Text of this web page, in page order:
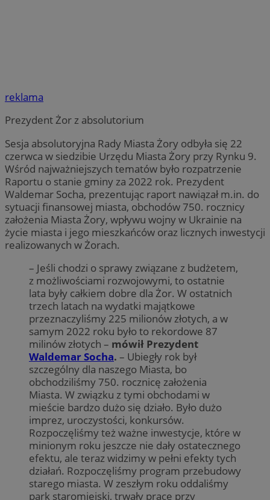
reklama
Prezydent Żor z absolutorium
Sesja absolutoryjna Rady Miasta Żory odbyła się 22
czerwca w siedzibie Urzędu Miasta Żory przy Rynku 9.
Wśród najważniejszych tematów było rozpatrzenie
Raportu o stanie gminy za 2022 rok. Prezydent
Waldemar Socha, prezentując raport nawiązał m.in. do
sytuacji finansowej miasta, obchodów 750. rocznicy
założenia Miasta Żory, wpływu wojny w Ukrainie na
życie miasta i jego mieszkańców oraz licznych inwestycji
realizowanych w Żorach.
– Jeśli chodzi o sprawy związane z budżetem,
z możliwościami rozwojowymi, to ostatnie
lata były całkiem dobre dla Żor. W ostatnich
trzech latach na wydatki majątkowe
przeznaczyliśmy 225 milionów złotych, a w
samym 2022 roku było to rekordowe 87
milinów złotych – mówił Prezydent
Waldemar Socha. – Ubiegły rok był
szczególny dla naszego Miasta, bo
obchodziliśmy 750. rocznicę założenia
Miasta. W związku z tymi obchodami w
mieście bardzo dużo się działo. Było dużo
imprez, uroczystości, konkursów.
Rozpoczęliśmy też ważne inwestycje, które w
minionym roku jeszcze nie dały ostatecznego
efektu, ale teraz widzimy w pełni efekty tych
działań. Rozpoczęliśmy program przebudowy
starego miasta. W zeszłym roku oddaliśmy
park staromiejski, trwały prace przy